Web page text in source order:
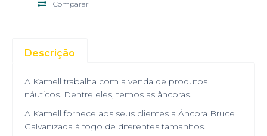
Comparar
Descrição
A Kamell trabalha com a venda de produtos
náuticos. Dentre eles, temos as âncoras.
A Kamell fornece aos seus clientes a Âncora Bruce
Galvanizada à fogo de diferentes tamanhos.